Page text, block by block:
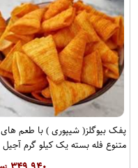
پفک بیوگلز( شیپوری ) با طعم های
متنوع فله بسته یک کیلو گرم آجیل